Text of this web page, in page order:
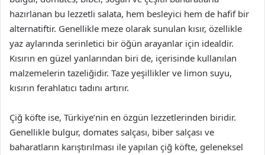
hazırlanan bu lezzetli salata, hem besleyici hem de hafif bir
alternatiftir. Genellikle meze olarak sunulan kısır, özellikle
yaz aylarında serinletici bir öğün arayanlar için idealdir.
Kısırın en güzel yanlarından biri de, içerisinde kullanılan
malzemelerin tazeliğidir. Taze yeşillikler ve limon suyu,
kısırın ferahlatıcı tadını artırır.
Çiğ köfte ise, Türkiye’nin en özgün lezzetlerinden biridir.
Genellikle bulgur, domates salçası, biber salçası ve
baharatların karıştırılması ile yapılan çiğ köfte, geleneksel